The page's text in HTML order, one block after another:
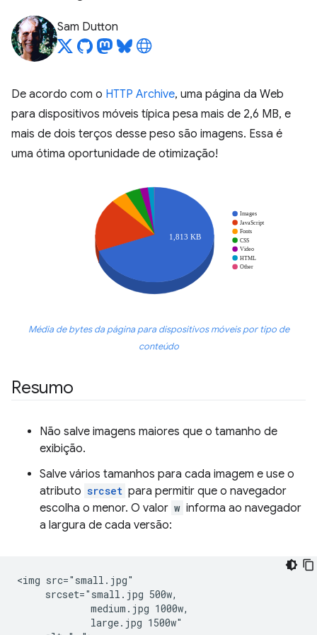
Sam Dutton
De acordo com o HTTP Archive, uma página da Web
para dispositivos móveis típica pesa mais de 2,6 MB, e
mais de dois terços desse peso são imagens. Essa é
uma ótima oportunidade de otimização!
Média de bytes da página para dispositivos móveis por tipo de
conteúdo
Resumo
Não salve imagens maiores que o tamanho de
exibição.
Salve vários tamanhos para cada imagem e use o
atributo srcset para permitir que o navegador
escolha o menor. O valor w informa ao navegador
a largura de cada versão:
<img src="small.jpg"
     srcset="small.jpg 500w,
             medium.jpg 1000w,
             large.jpg 1500w"